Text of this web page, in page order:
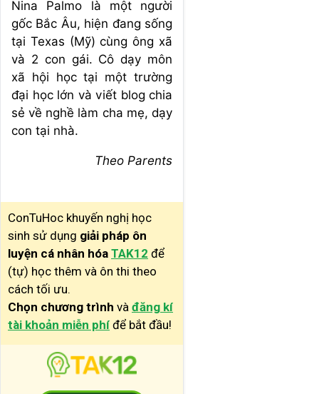
Nina Palmo là một người
gốc Bắc Âu, hiện đang sống
tại Texas (Mỹ) cùng ông xã
và 2 con gái. Cô dạy môn
xã hội học tại một trường
đại học lớn và viết blog chia
sẻ về nghề làm cha mẹ, dạy
con tại nhà.
Theo Parents
ConTuHoc khuyến nghị học
sinh sử dụng giải pháp ôn
luyện cá nhân hóa TAK12 để
(tự) học thêm và ôn thi theo
cách tối ưu.
Chọn chương trình và đăng kí
tài khoản miễn phí để bắt đầu!